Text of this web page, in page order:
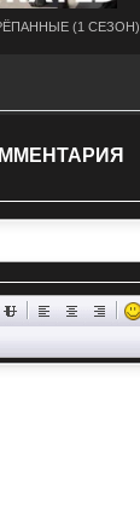
(1 СЕЗОН)